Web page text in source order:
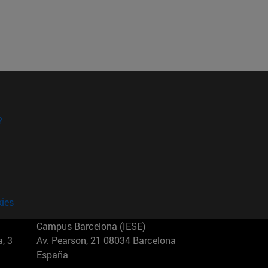
3
Campus Barcelona (IESE)
Av. Pearson, 21 08034 Barcelona
España